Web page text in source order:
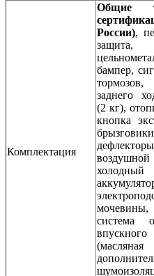
Комплектация
Общие
России),
бампер,
заднего
(2 кг),
кнопка
холодный
мочевины,
система